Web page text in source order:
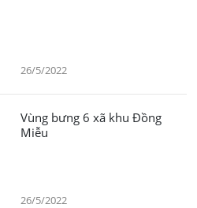
26/5/2022
Vùng bưng 6 xã khu Đồng
Miễu
26/5/2022